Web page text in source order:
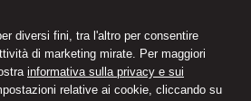
diversi fini, tra l'altro per consentire
di marketing mirate. Per maggiori
informativa sulla privacy e sui
relative ai cookie, cliccando su